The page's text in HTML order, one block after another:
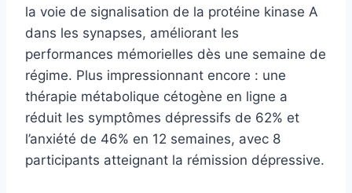
la voie de signalisation de la protéine kinase A
dans les synapses, améliorant les
performances mémorielles dès une semaine de
régime. Plus impressionnant encore : une
thérapie métabolique cétogène en ligne a
réduit les symptômes dépressifs de 62% et
l’anxiété de 46% en 12 semaines, avec 8
participants atteignant la rémission dépressive.